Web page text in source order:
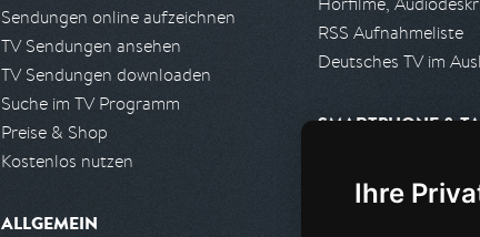
Ihre
Sendungen online aufzeichnen
TV Sendungen ansehen
TV Sendungen downloaden
Suche im TV Programm
Preise & Shop
Kostenlos nutzen
ALLGEMEIN
RSS Aufnahmeliste
Deutsches TV im
SMARTPHONE &
Android App